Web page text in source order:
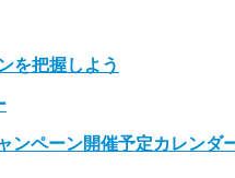
を把握しよう
ンペーン開催予定カレンダ